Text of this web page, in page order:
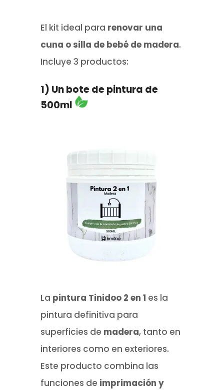
El kit ideal para renovar una
cuna o silla de bebé de madera.
Incluye 3 productos:
1) Un bote de pintura de
500ml
La pintura Tinidoo 2 en 1 es la
pintura definitiva para
superficies de madera, tanto en
interiores como en exteriores.
Este producto combina las
funciones de imprimación y